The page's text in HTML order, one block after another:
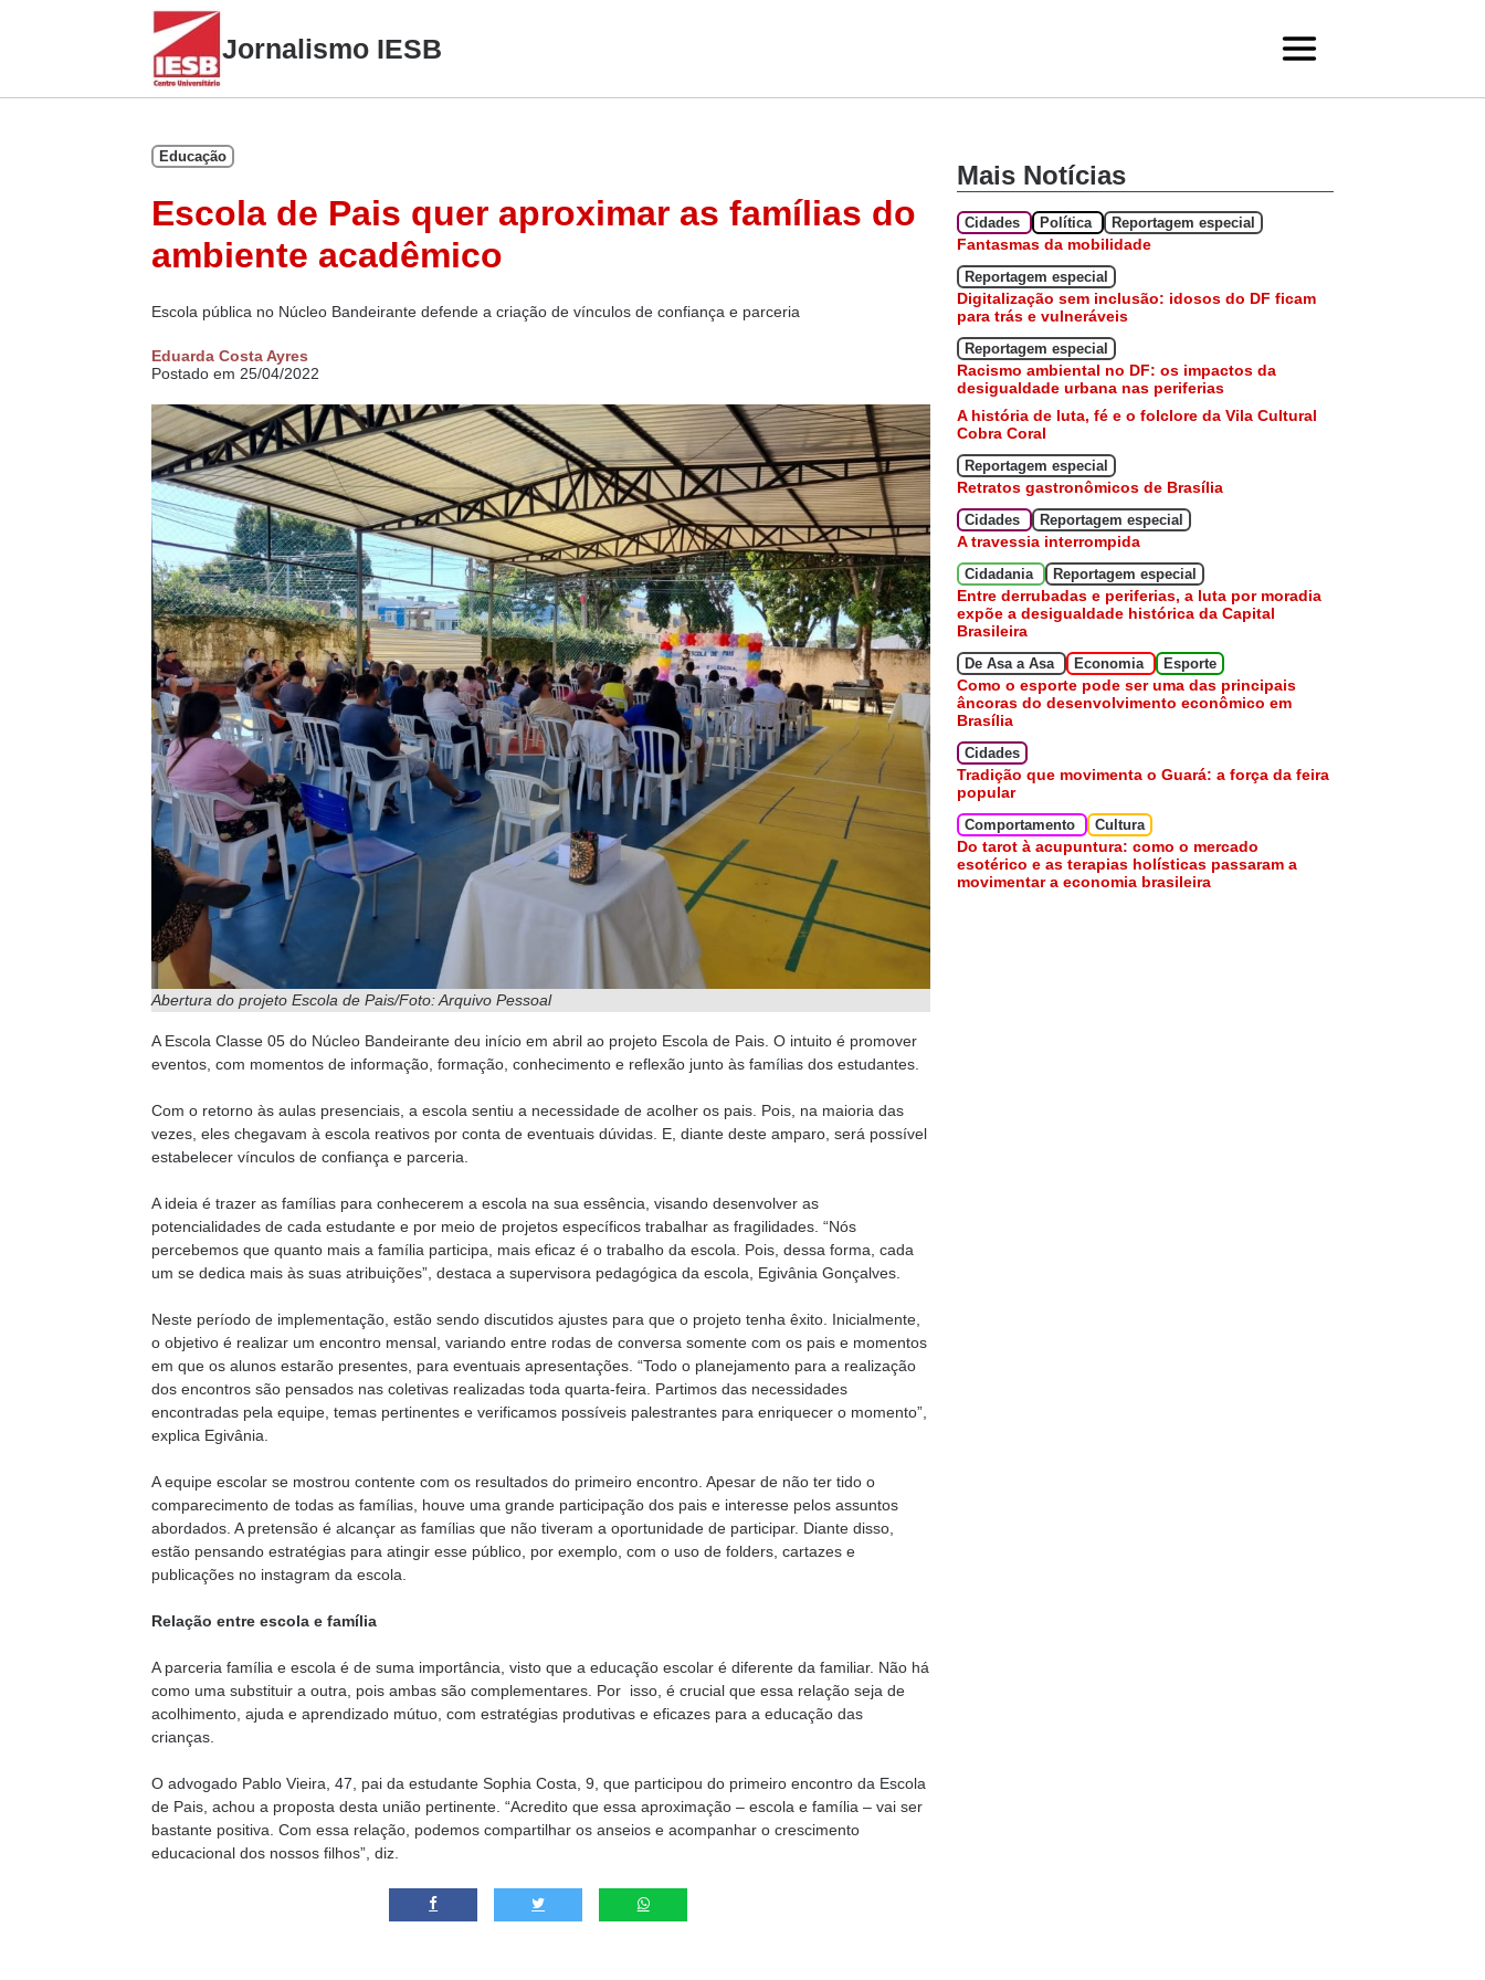
Jornalismo IESB
Educação
Escola de Pais quer aproximar as famílias do
ambiente acadêmico
Escola pública no Núcleo Bandeirante defende a criação de vínculos de confiança e parceria
Eduarda Costa Ayres
Postado em 25/04/2022
Abertura do projeto Escola de Pais/Foto: Arquivo Pessoal
A Escola Classe 05 do Núcleo Bandeirante deu início em abril ao projeto Escola de Pais. O intuito é promover
eventos, com momentos de informação, formação, conhecimento e reflexão junto às famílias dos estudantes.
Com o retorno às aulas presenciais, a escola sentiu a necessidade de acolher os pais. Pois, na maioria das
vezes, eles chegavam à escola reativos por conta de eventuais dúvidas. E, diante deste amparo, será possível
estabelecer vínculos de confiança e parceria.
A ideia é trazer as famílias para conhecerem a escola na sua essência, visando desenvolver as
potencialidades de cada estudante e por meio de projetos específicos trabalhar as fragilidades. “Nós
percebemos que quanto mais a família participa, mais eficaz é o trabalho da escola. Pois, dessa forma, cada
um se dedica mais às suas atribuições”, destaca a supervisora pedagógica da escola, Egivânia Gonçalves.
Neste período de implementação, estão sendo discutidos ajustes para que o projeto tenha êxito. Inicialmente,
o objetivo é realizar um encontro mensal, variando entre rodas de conversa somente com os pais e momentos
em que os alunos estarão presentes, para eventuais apresentações. “Todo o planejamento para a realização
dos encontros são pensados nas coletivas realizadas toda quarta-feira. Partimos das necessidades
encontradas pela equipe, temas pertinentes e verificamos possíveis palestrantes para enriquecer o momento”,
explica Egivânia.
A equipe escolar se mostrou contente com os resultados do primeiro encontro. Apesar de não ter tido o
comparecimento de todas as famílias, houve uma grande participação dos pais e interesse pelos assuntos
abordados. A pretensão é alcançar as famílias que não tiveram a oportunidade de participar. Diante disso,
estão pensando estratégias para atingir esse público, por exemplo, com o uso de folders, cartazes e
publicações no instagram da escola.
Relação entre escola e família
A parceria família e escola é de suma importância, visto que a educação escolar é diferente da familiar. Não há
como uma substituir a outra, pois ambas são complementares. Por isso, é crucial que essa relação seja de
acolhimento, ajuda e aprendizado mútuo, com estratégias produtivas e eficazes para a educação das
crianças.
O advogado Pablo Vieira, 47, pai da estudante Sophia Costa, 9, que participou do primeiro encontro da Escola
de Pais, achou a proposta desta união pertinente. “Acredito que essa aproximação – escola e família – vai ser
bastante positiva. Com essa relação, podemos compartilhar os anseios e acompanhar o crescimento
educacional dos nossos filhos”, diz.
Mais Notícias
Cidades Política Reportagem especial
Fantasmas da mobilidade
Reportagem especial
Digitalização sem inclusão: idosos do DF ficam
para trás e vulneráveis
Reportagem especial
Racismo ambiental no DF: os impactos da
desigualdade urbana nas periferias
A história de luta, fé e o folclore da Vila Cultural
Cobra Coral
Reportagem especial
Retratos gastronômicos de Brasília
Cidades Reportagem especial
A travessia interrompida
Cidadania Reportagem especial
Entre derrubadas e periferias, a luta por moradia
expõe a desigualdade histórica da Capital
Brasileira
De Asa a Asa Economia Esporte
Como o esporte pode ser uma das principais
âncoras do desenvolvimento econômico em
Brasília
Cidades
Tradição que movimenta o Guará: a força da feira
popular
Comportamento Cultura
Do tarot à acupuntura: como o mercado
esotérico e as terapias holísticas passaram a
movimentar a economia brasileira